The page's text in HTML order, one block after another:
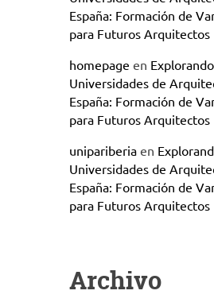
España: Formación de
para Futuros Arquitectos
homepage en
Universidades de
España: Formación de
para Futuros Arquitectos
unipariberiaen
Universidades de
España: Formación de
para Futuros Arquitectos
Archivo